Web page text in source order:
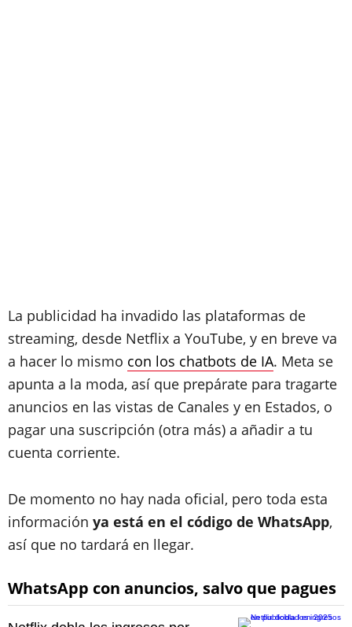
La publicidad ha invadido las plataformas de
streaming, desde Netflix a YouTube, y en breve va
a hacer lo mismo con los chatbots de IA. Meta se
apunta a la moda, así que prepárate para tragarte
anuncios en las vistas de Canales y en Estados, o
pagar una suscripción (otra más) a añadir a tu
cuenta corriente.
De momento no hay nada oficial, pero toda esta
información ya está en el código de WhatsApp,
así que no tardará en llegar.
WhatsApp con anuncios, salvo que pagues